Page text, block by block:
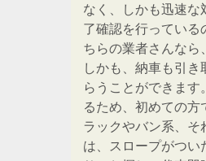
なく、しかも迅速な
了確認を行っている
ちらの業者さんなら
しかも、納車も引
らうことができま
るため、初めての
ラックやバン系、そ
は、スロープがつい